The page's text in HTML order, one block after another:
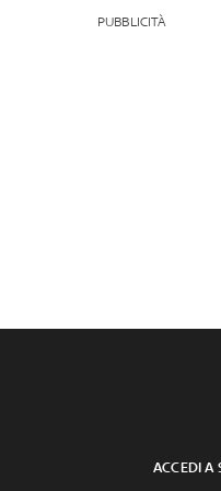
PUBBLICITÀ
ACCEDI A